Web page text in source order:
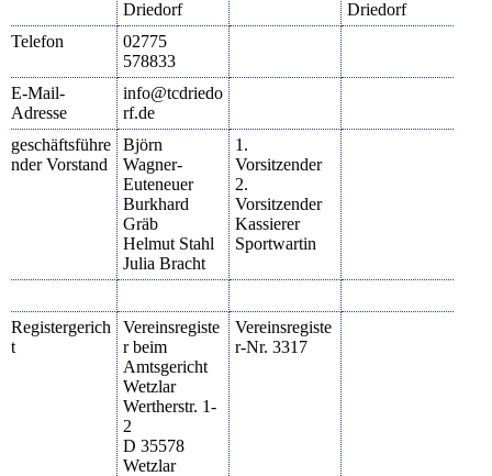
Driedorf
Driedorf
Telefon
02775
578833
E-Mail-
Adresse
info@tcdriedo
rf.de
geschäftsführe
nder Vorstand
Björn
Wagner-
Euteneuer
Burkhard
Gräb
Helmut Stahl
Julia Bracht
1.
Vorsitzender
2.
Vorsitzender
Kassierer
Sportwartin
Registergerich
t
Vereinsregiste
r beim
Amtsgericht
Wetzlar
Wertherstr. 1-
2
D 35578
Wetzlar
Vereinsregiste
r-Nr. 3317